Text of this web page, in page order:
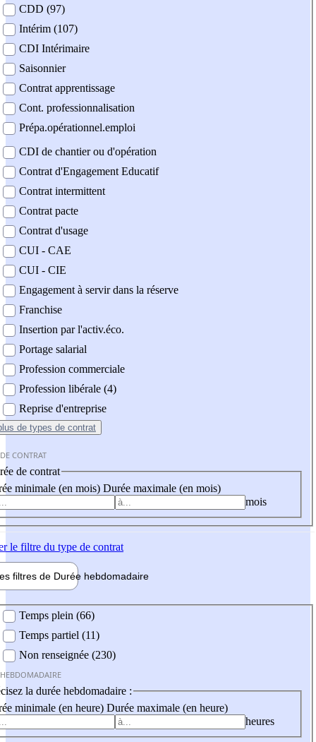
CDD (97)
Intérim (107)
CDI Intérimaire
Saisonnier
Contrat apprentissage
Cont. professionnalisation
Prépa.opérationnel.emploi
CDI de chantier ou d'opération
Contrat d'Engagement Educatif
Contrat intermittent
Contrat pacte
Contrat d'usage
CUI - CAE
CUI - CIE
Engagement à servir dans la réserve
Franchise
Insertion par l'activ.éco.
Portage salarial
Profession commerciale
Profession libérale (4)
Reprise d'entreprise
de types de contrat
CONTRAT
de contrat
minimale (en mois) Durée maximale (en mois)
mois
le filtre du type de contrat
filtres de Durée hebdomadaire
Temps plein (66)
Temps partiel (11)
Non renseignée (230)
la durée hebdomadaire :
minimale (en heure) Durée maximale (en heure)
heures